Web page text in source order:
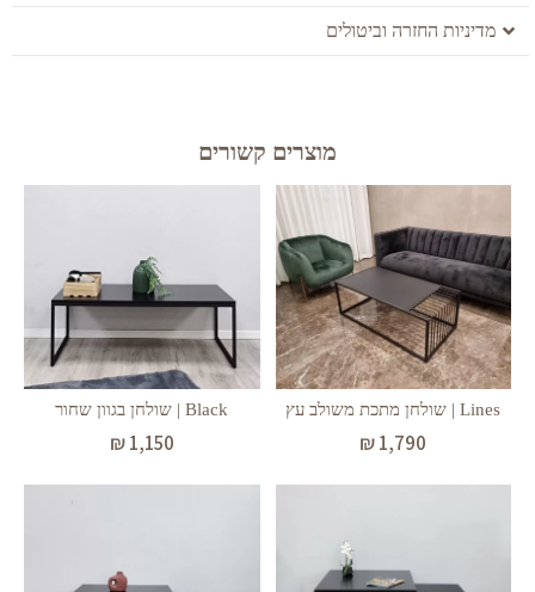
מדיניות החזרה וביטולים
מוצרים קשורים
Lines | שולחן מתכת משולב עץ
₪1,790
Black | שולחן בגוון שחור
₪1,150